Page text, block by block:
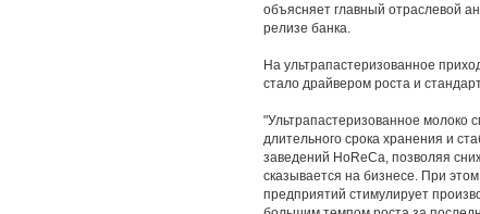
объясняет главный отраслевой
релизе банка.
На ультрапастеризованное
стало драйвером роста и
"Ультрапастеризованное молоко
длительного срока хранения и
заведений HoReCa, позволяя
сказывается на бизнесе. При
предприятий стимулирует